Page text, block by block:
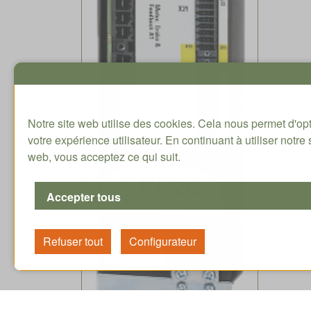
Notre site web utilise des cookies. Cela nous permet
votre expérience utilisateur. En continuant à utiliser notre
web, vous acceptez ce qui suit.